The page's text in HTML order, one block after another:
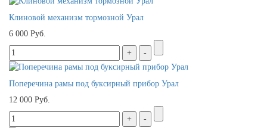
Клиновой механизм тормозной Урал
6 000 Руб.
Поперечина рамы под буксирный прибор Урал
12 000 Руб.